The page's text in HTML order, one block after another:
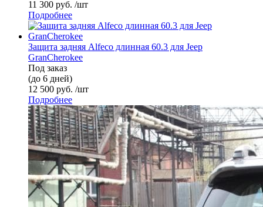
11 300 руб. /шт
Подробнее
Защита задняя Alfeco длинная 60.3 для Jeep
GranCherokee
Под заказ
(до 6 дней)
12 500 руб. /шт
Подробнее